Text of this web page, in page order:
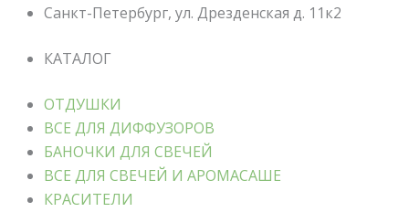
Санкт-Петербург, ул. Дрезденская д. 11к2
КАТАЛОГ
ОТДУШКИ
ВСЕ ДЛЯ ДИФФУЗОРОВ
БАНОЧКИ ДЛЯ СВЕЧЕЙ
ВСЕ ДЛЯ СВЕЧЕЙ И АРОМАСАШЕ
КРАСИТЕЛИ